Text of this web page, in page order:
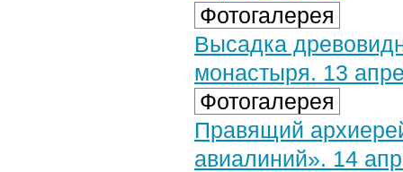
Фотогалерея
Высадка
монастыря. 13
Фотогалерея
Правящий
авиалиний». 14